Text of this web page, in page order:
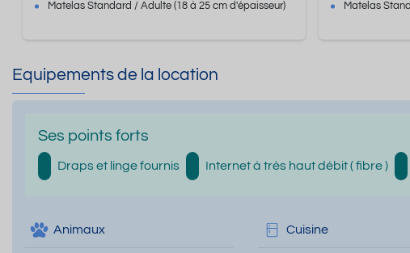
Matelas Standard / Adulte(18 à 25 cm d'épaisseur)
Matelas
Equipements de la location
Ses points forts
Draps et linge fournis Internet à très haut débit ( fibre )
Animaux Cuisine